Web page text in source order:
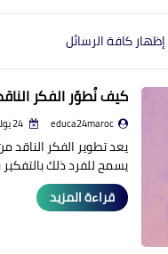
إظهار كافة الرسائل
كيف نُطوّر الفكر
educa24maroc
يعد تطوير الفكر
يسمح للفرد ذلك
قراءة المزيد